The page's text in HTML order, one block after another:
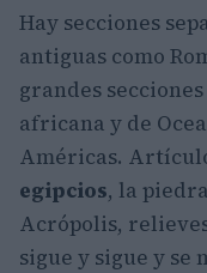
Hay secciones
antiguas como
grandes
africana y de
Américas.
egipcios, la piedra
Acrópolis,
sigue y sigue y se